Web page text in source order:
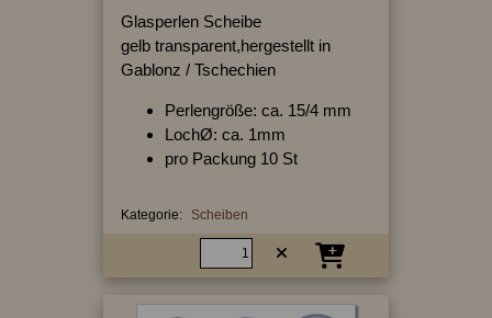
Glasperlen Scheibe
gelb transparent,hergestellt in
Gablonz / Tschechien
Perlengröße: ca. 15/4 mm
LochØ: ca. 1mm
pro Packung 10 St
Kategorie: Scheiben